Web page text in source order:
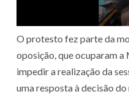
O protesto fez parte da
oposição, que ocuparam
impedir a realização da
uma resposta à decisão